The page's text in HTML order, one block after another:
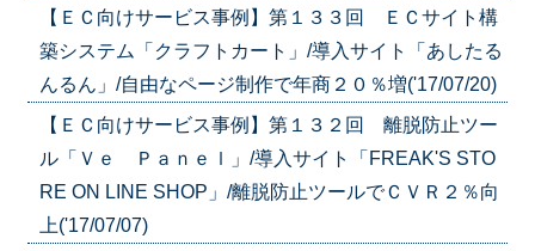
【ＥＣ向けサービス事例】第１３３回 ＥＣサイト構
築システム「クラフトカート」/導入サイト「あしたる
んるん」/自由なページ制作で年商２０％増('17/07/20)
【ＥＣ向けサービス事例】第１３２回 離脱防止ツー
ル「Ｖｅ Ｐａｎｅｌ」/導入サイト「FREAK'S STO
RE ON LINE SHOP」/離脱防止ツールでＣＶＲ２％向
上('17/07/07)